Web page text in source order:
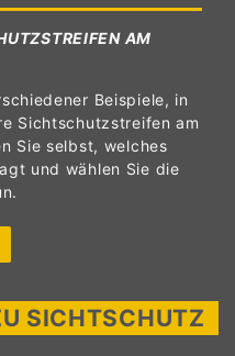
AM
Beispiele, in
Sichtschutzstreifen am
Sie selbst, welches
und wählen Sie die
SICHTSCHUTZ